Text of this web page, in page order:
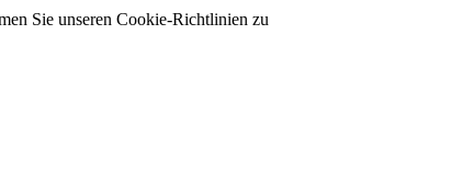
Sie unseren Cookie-Richtlinien zu